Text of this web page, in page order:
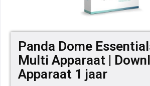
Panda Dome
Multi Apparaat |
Apparaat 1 jaar